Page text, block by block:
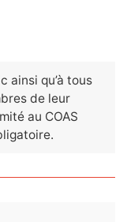
ainsi qu’à tous
de leur
au COAS